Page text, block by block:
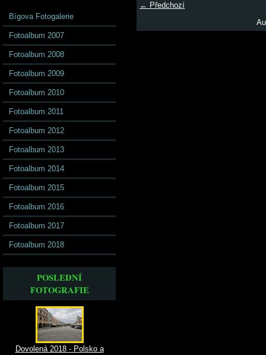
Bígova Fotogalerie
Fotoalbum 2007
Fotoalbum 2008
Fotoalbum 2009
Fotoalbum 2010
Fotoalbum 2011
Fotoalbum 2012
Fotoalbum 2013
Fotoalbum 2014
Fotoalbum 2015
Fotoalbum 2016
Fotoalbum 2017
Fotoalbum 2018
POSLEDNÍ
FOTOGRAFIE
Dovolená 2018 - Polsko a
← Předchozí